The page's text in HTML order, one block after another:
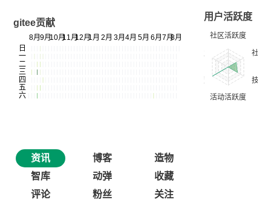
gitee贡献
用户活跃度
资讯 博客
造物
智库
动弹
收藏
评论
粉丝 关注